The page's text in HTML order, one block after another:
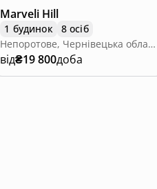
Marveli Hill
1 будинок
8 осіб
Непоротове, Чернівецька область
від₴19 800доба